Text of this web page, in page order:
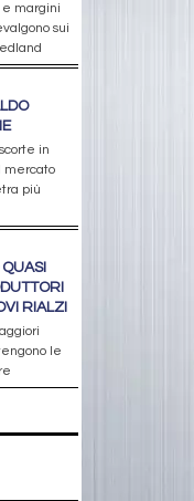
margini
sui
in
mercato
più
RIALZI
le